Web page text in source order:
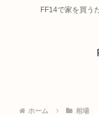
FF14で家を買う
ホーム 相場